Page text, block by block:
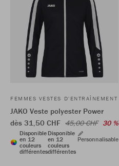
FEMMES VESTES D'ENTRAÎNEMENT
JAKO Veste polyester Power
dès 31,50 CHF 45,00 CHF 30 %
Disponible
en 12
couleurs
différentes
Disponible
en 12
couleurs
différentes
Personnalisable